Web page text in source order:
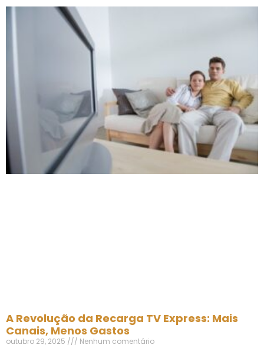
A Revolução da Recarga TV Express: Mais
Canais, Menos Gastos
outubro 29, 2025 Nenhum comentário